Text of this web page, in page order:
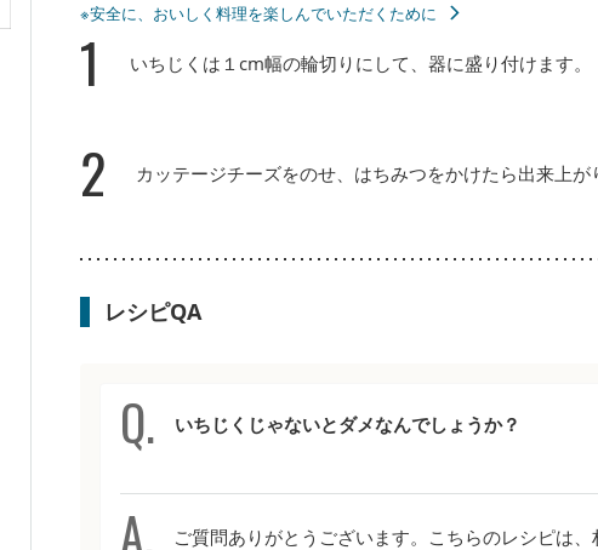
※安全に、おいしく料理を楽しんでいただくために
1 いちじくは１cm幅の輪切りにして、器に盛り付けます。
2 カッテージチーズをのせ、はちみつをかけたら出来上が
レシピQA
いちじくじゃないとダメなんでしょうか？
ご質問ありがとうございます。こちらのレシピは